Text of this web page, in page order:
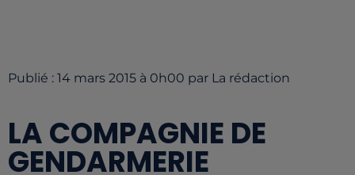
Publié : 14 mars 2015 à 0h00 par La rédaction
LA COMPAGNIE DE
GENDARMERIE